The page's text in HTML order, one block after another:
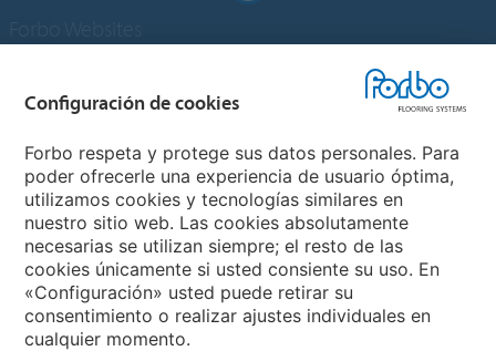
Forbo Flooring Systems
Forbo Movement Systems
Selecciona un país
Configuración de cookies
Forbo respeta y protege sus datos personales. Para
poder ofrecerle una experiencia de usuario óptima,
utilizamos cookies y tecnologías similares en
nuestro sitio web. Las cookies absolutamente
necesarias se utilizan siempre; el resto de las
cookies únicamente si usted consiente su uso. En
«Configuración» usted puede retirar su
consentimiento o realizar ajustes individuales en
cualquier momento.